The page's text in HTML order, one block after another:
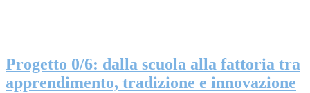
Progetto 0/6: dalla scuola alla fattoria tra
apprendimento, tradizione e innovazione